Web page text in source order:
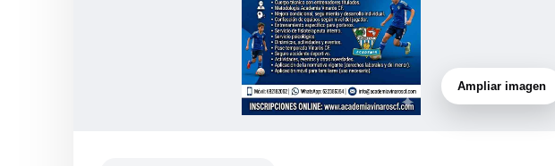
Ampliar imagen